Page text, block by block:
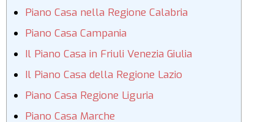
Piano Casa nella Regione Calabria
Piano Casa Campania
Il Piano Casa in Friuli Venezia Giulia
Il Piano Casa della Regione Lazio
Piano Casa Regione Liguria
Piano Casa Marche